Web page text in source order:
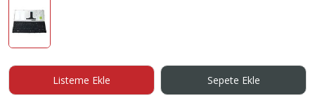
Listeme Ekle Sepete Ekle